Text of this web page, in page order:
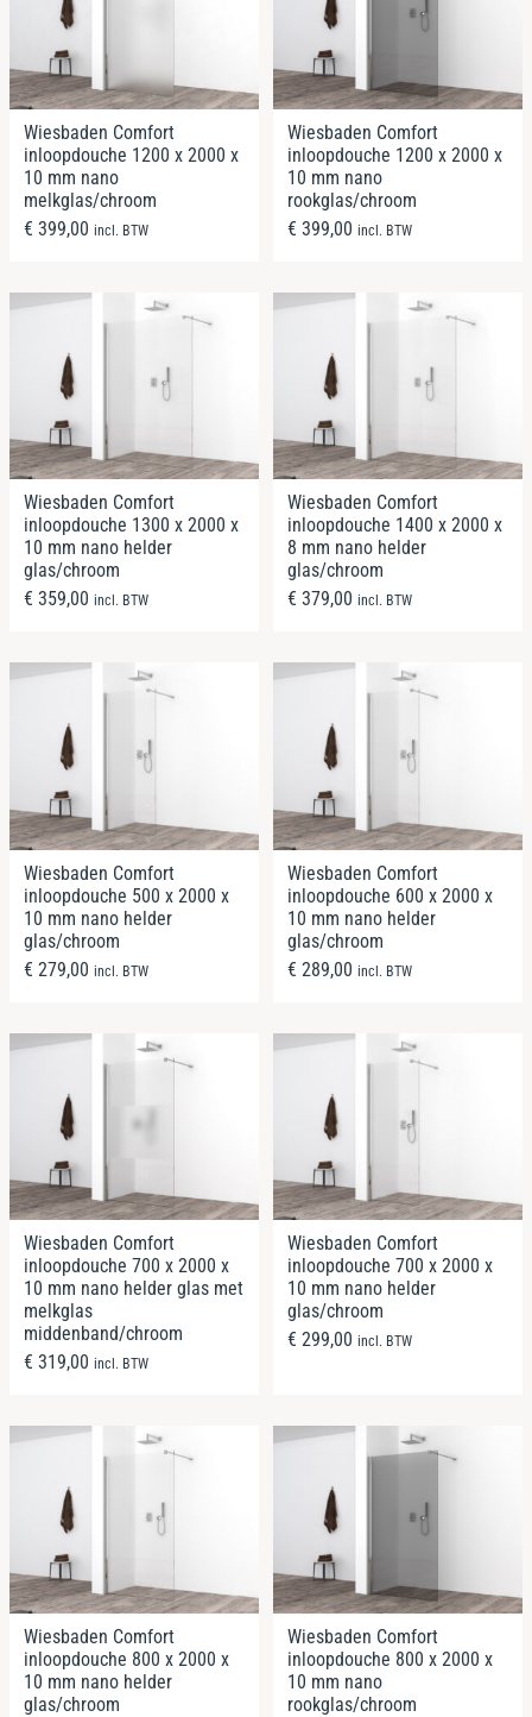
Wiesbaden Comfort
inloopdouche 1200 x 2000 x
10 mm nano
melkglas/chroom
€ 399,00 incl. BTW
Wiesbaden Comfort
inloopdouche 1200 x 2000 x
10 mm nano
rookglas/chroom
€ 399,00 incl. BTW
Wiesbaden Comfort
inloopdouche 1300 x 2000 x
10 mm nano helder
glas/chroom
€ 359,00 incl. BTW
Wiesbaden Comfort
inloopdouche 1400 x 2000 x
8 mm nano helder
glas/chroom
€ 379,00 incl. BTW
Wiesbaden Comfort
inloopdouche 500 x 2000 x
10 mm nano helder
glas/chroom
€ 279,00 incl. BTW
Wiesbaden Comfort
inloopdouche 600 x 2000 x
10 mm nano helder
glas/chroom
€ 289,00 incl. BTW
Wiesbaden Comfort
inloopdouche 700 x 2000 x
10 mm nano helder glas met
melkglas
middenband/chroom
€ 319,00 incl. BTW
Wiesbaden Comfort
inloopdouche 700 x 2000 x
10 mm nano helder
glas/chroom
€ 299,00 incl. BTW
Wiesbaden Comfort
inloopdouche 800 x 2000 x
10 mm nano helder
glas/chroom
Wiesbaden Comfort
inloopdouche 800 x 2000 x
10 mm nano
rookglas/chroom